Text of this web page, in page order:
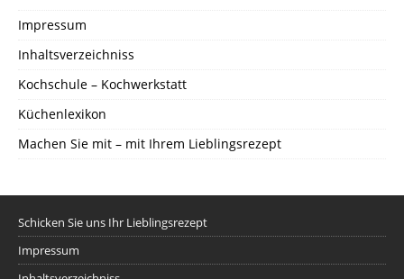
Impressum
Inhaltsverzeichniss
Kochschule – Kochwerkstatt
Küchenlexikon
Machen Sie mit – mit Ihrem Lieblingsrezept
Schicken Sie uns Ihr Lieblingsrezept
Impressum